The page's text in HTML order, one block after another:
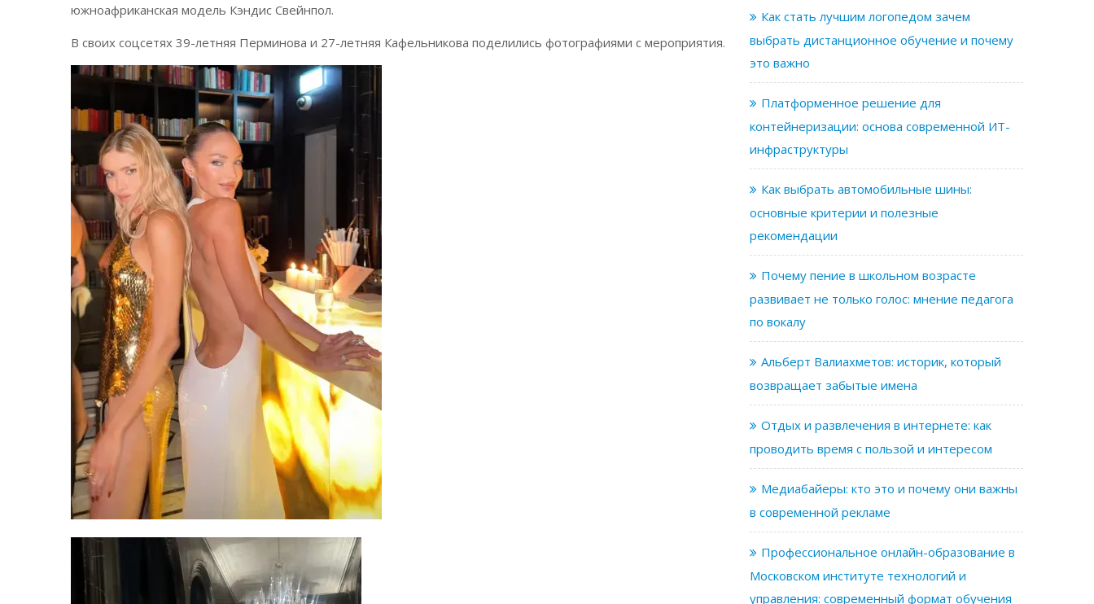
южноафриканская модель Кэндис Свейнпол.
В своих соцсетях 39-летняя Перминова и 27-летняя Кафельникова поделились фотографиями с мероприятия.
Как стать лучшим логопедом зачем
выбрать дистанционное обучение и почему
это важно
Платформенное решение для
контейнеризации: основа современной ИТ-
инфраструктуры
Как выбрать автомобильные шины:
основные критерии и полезные
рекомендации
Почему пение в школьном возрасте
развивает не только голос: мнение педагога
по вокалу
Альберт Валиахметов: историк, который
возвращает забытые имена
Отдых и развлечения в интернете: как
проводить время с пользой и интересом
Медиабайеры: кто это и почему они важны
в современной рекламе
Профессиональное онлайн-образование в
Московском институте технологий и
управления: современный формат обучения